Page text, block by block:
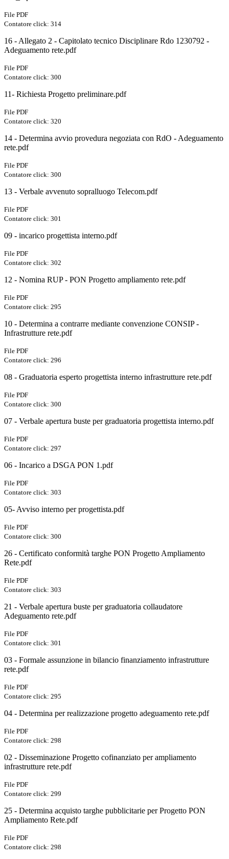
File PDF
Contatore click: 314
16 - Allegato 2 - Capitolato tecnico Disciplinare Rdo 1230792 -
Adeguamento rete.pdf
File PDF
Contatore click: 300
11- Richiesta Progetto preliminare.pdf
File PDF
Contatore click: 320
14 - Determina avvio provedura negoziata con RdO - Adeguamento
rete.pdf
File PDF
Contatore click: 300
13 - Verbale avvenuto sopralluogo Telecom.pdf
File PDF
Contatore click: 301
09 - incarico progettista interno.pdf
File PDF
Contatore click: 302
12 - Nomina RUP - PON Progetto ampliamento rete.pdf
File PDF
Contatore click: 295
10 - Determina a contrarre mediante convenzione CONSIP -
Infrastrutture rete.pdf
File PDF
Contatore click: 296
08 - Graduatoria esperto progettista interno infrastrutture rete.pdf
File PDF
Contatore click: 300
07 - Verbale apertura buste per graduatoria progettista interno.pdf
File PDF
Contatore click: 297
06 - Incarico a DSGA PON 1.pdf
File PDF
Contatore click: 303
05- Avviso interno per progettista.pdf
File PDF
Contatore click: 300
26 - Certificato conformità targhe PON Progetto Ampliamento
Rete.pdf
File PDF
Contatore click: 303
21 - Verbale apertura buste per graduatoria collaudatore
Adeguamento rete.pdf
File PDF
Contatore click: 301
03 - Formale assunzione in bilancio finanziamento infrastrutture
rete.pdf
File PDF
Contatore click: 295
04 - Determina per realizzazione progetto adeguamento rete.pdf
File PDF
Contatore click: 298
02 - Disseminazione Progetto cofinanziato per ampliamento
infrastrutture rete.pdf
File PDF
Contatore click: 299
25 - Determina acquisto targhe pubblicitarie per Progetto PON
Ampliamento Rete.pdf
File PDF
Contatore click: 298